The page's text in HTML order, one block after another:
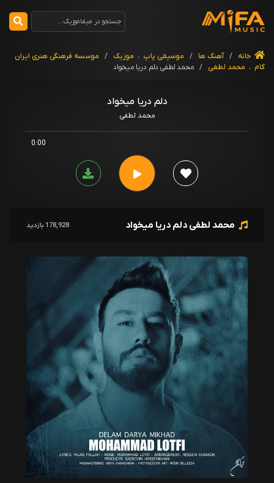
خانه / آهنگ ها / موسیقی پاپ ، موزیک /
موسسه فرهنگی هنری ایران
گام ، محمد لطفی / محمد لطفی دلم دریا میخواد
دلم دریا میخواد
محمد لطفی
0:00
محمد لطفی دلم دریا میخواد 178,928 بازدید